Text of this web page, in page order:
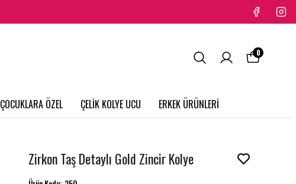
ÇOCUKLARA ÖZEL ÇELİK KOLYE UCU ERKEK ÜRÜNLERİ
0
Zirkon Taş Detaylı Gold Zincir Kolye